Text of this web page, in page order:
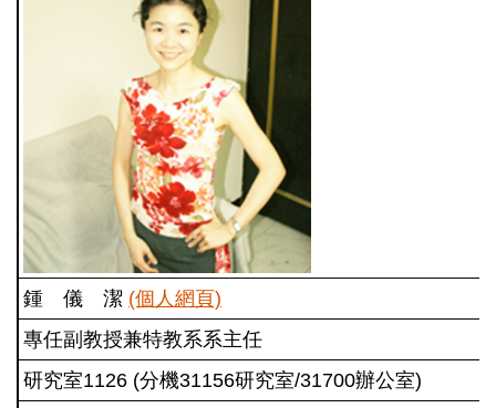
鍾 儀 潔 (個人網頁)
專任副教授兼特教系系主任
研究室1126 (分機31156研究室/31700辦公室)